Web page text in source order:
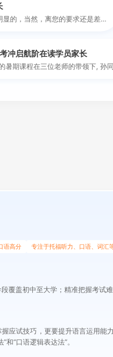
孩子转到托福体系来，进步还是很明显的，当然，离您的要求还是差一点。但是孩子完成作业时，不抗拒了，也不那么糊弄了。
长
语高分 专注于托福听力、口语、词汇
覆盖初中至大学；精准把握考试
应试技巧，更要提升语言运用能
和“口语逻辑表达法”。